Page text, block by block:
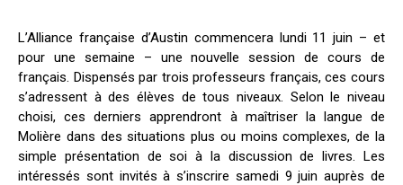
L’Alliance française d’Austin commencera lundi 11 juin – et
pour une semaine – une nouvelle session de cours de
français. Dispensés par trois professeurs français, ces cours
s’adressent à des élèves de tous niveaux. Selon le niveau
choisi, ces derniers apprendront à maîtriser la langue de
Molière dans des situations plus ou moins complexes, de la
simple présentation de soi à la discussion de livres. Les
intéressés sont invités à s’inscrire samedi 9 juin auprès de